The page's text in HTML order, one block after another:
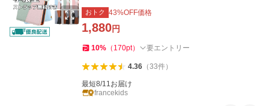
ラップ付き 可愛い
おトク 43%OFF価格
1,880円
10% （ 170pt） 要エントリー
4.36（33件）
最短8/11お届け
francekids